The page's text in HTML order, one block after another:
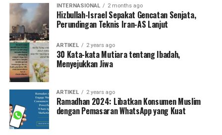
INTERNASIONAL 2 months ago
Hizbullah-Israel Sepakat Gencatan Senjata,
Perundingan Teknis Iran-AS Lanjut
ARTIKEL 2 years ago
30 Kata-kata Mutiara tentang Ibadah,
Menyejukkan Jiwa
ARTIKEL 2 years ago
Ramadhan 2024: Libatkan Konsumen Muslim
dengan Pemasaran WhatsApp yang Kuat